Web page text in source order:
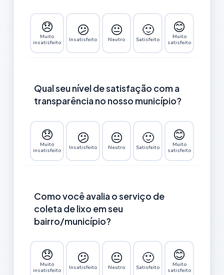
😞
Muito
insatisfeito
😕
Insatisfeito
😐
Neutro
🙂
Satisfeito
😊
Muito
satisfeito
Qual seu nível de satisfação com a
transparência no nosso município?
😞
Muito
insatisfeito
😕
Insatisfeito
😐
Neutro
🙂
Satisfeito
😊
Muito
satisfeito
Como você avalia o serviço de
coleta de lixo em seu
bairro/município?
😞
Muito
insatisfeito
😕
Insatisfeito
😐
Neutro
🙂
Satisfeito
😊
Muito
satisfeito